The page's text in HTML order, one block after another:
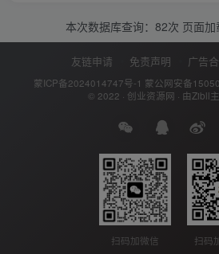
本次数据库查询：82次 页面
友链申请 免责声明 广告
蒙ICP备2024014747号-1 蒙公网安备
© 2022 · 创业资源网 · 由Zibll
扫码加微信 扫码